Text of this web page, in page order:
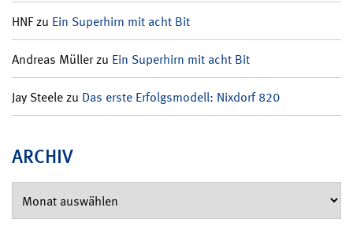
HNFzu Ein Superhirn mit acht Bit
Andreas Müllerzu Ein Superhirn mit acht Bit
Jay Steelezu Das erste Erfolgsmodell: Nixdorf 820
ARCHIV